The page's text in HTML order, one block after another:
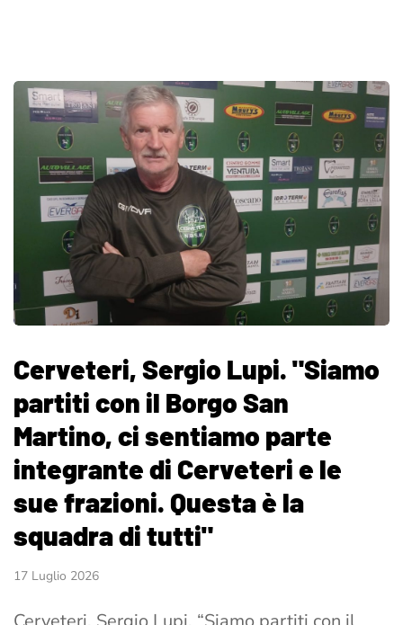
Cerveteri, Sergio Lupi. "Siamo
partiti con il Borgo San
Martino, ci sentiamo parte
integrante di Cerveteri e le
sue frazioni. Questa è la
squadra di tutti"
17 Luglio 2026